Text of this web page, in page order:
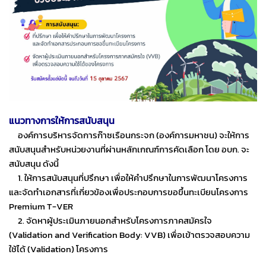
แนวทางการให้การสนับสนุน
องค์การบริหารจัดการก๊าซเรือนกระจก (องค์การมหาชน) จะให้การ
สนับสนุนสำหรับหน่วยงานที่ผ่านหลักเกณฑ์การคัดเลือก โดย อบก. จะ
สนับสนุน ดังนี้
1. ให้การสนับสนุนที่ปรึกษา เพื่อให้คำปรึกษาในการพัฒนาโครงการ
และจัดทำเอกสารที่เกี่ยวข้องเพื่อประกอบการขอขึ้นทะเบียนโครงการ
Premium T-VER
2. จัดหาผู้ประเมินภายนอกสำหรับโครงการภาคสมัครใจ
(Validation and Verification Body: VVB) เพื่อเข้าตรวจสอบความ
ใช้ได้ (Validation) โครงการ